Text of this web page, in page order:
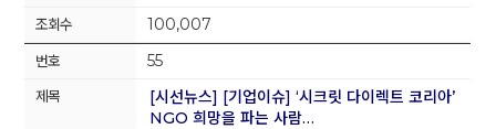
100,007
55
[시선뉴스] [기업이슈] ‘시크릿 다이렉트 코리아’
NGO 희망을 파는 사람…